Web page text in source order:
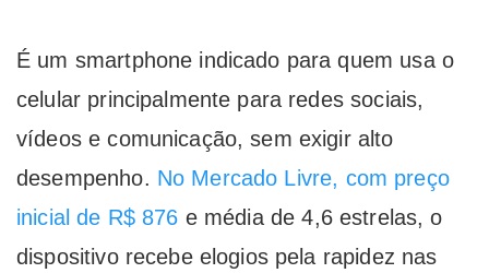
É um smartphone indicado para quem usa o
celular principalmente para redes sociais,
vídeos e comunicação, sem exigir alto
desempenho. No Mercado Livre, com preço
inicial de R$ 876 e média de 4,6 estrelas, o
dispositivo recebe elogios pela rapidez nas